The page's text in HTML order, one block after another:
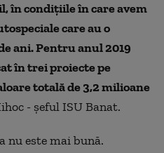
în condițiile în care avem
care au o
ani. Pentru anul 2019
în trei proiecte pe
totală de 3,2 milioane
- şeful ISU Banat.
este mai bună.